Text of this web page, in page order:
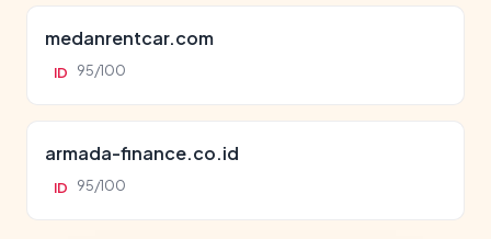
medanrentcar.com
ID 95/100
armada-finance.co.id
ID 95/100